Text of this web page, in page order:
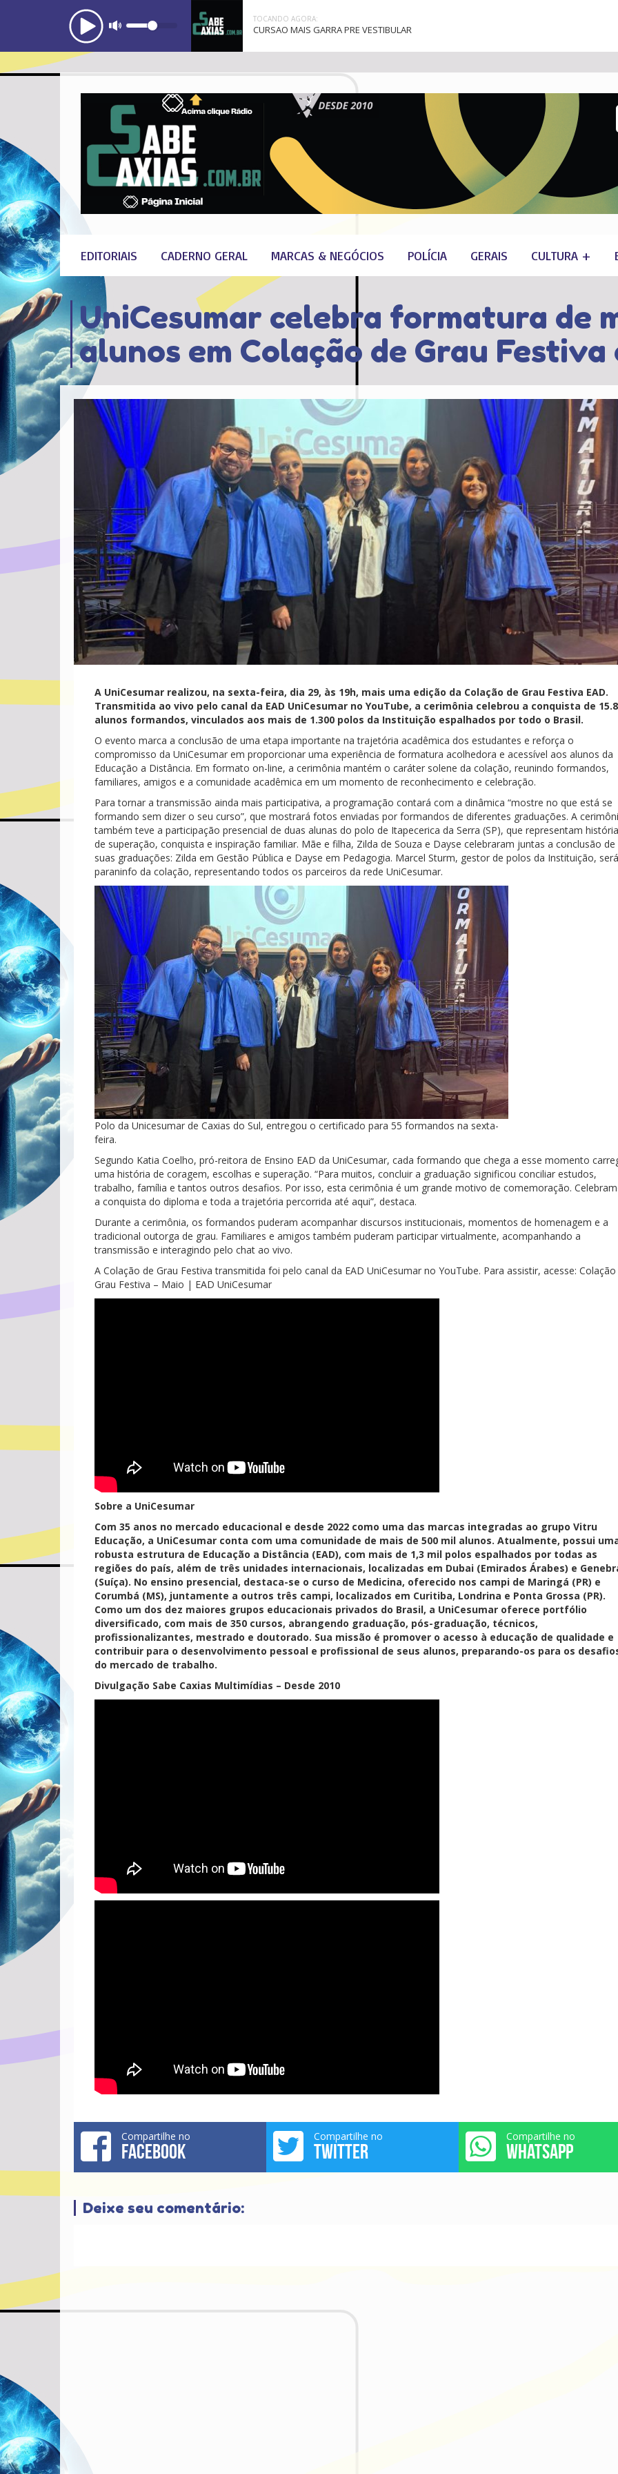
TOCANDO AGORA:
CURSAO MAIS GARRA PRE VESTIBULAR
EDITORIAIS CADERNO GERAL MARCAS & NEGÓCIOS POLÍCIA GERAIS CULTURA +
UniCesumar celebra formatura de
alunos em Colação de Grau
A UniCesumar realizou, na sexta-feira, dia 29, às 19h, mais uma edição da Colação de Grau Festiva EAD.
Transmitida ao vivo pelo canal da EAD UniCesumar no YouTube, a cerimônia celebrou a conquista de
alunos formandos, vinculados aos mais de 1.300 polos da Instituição espalhados por todo o Brasil.
O evento marca a conclusão de uma etapa importante na trajetória acadêmica dos estudantes e reforça o
compromisso da UniCesumar em proporcionar uma experiência de formatura acolhedora e acessível aos alunos da
Educação a Distância. Em formato on-line, a cerimônia mantém o caráter solene da colação, reunindo formandos,
familiares, amigos e a comunidade acadêmica em um momento de reconhecimento e celebração.
Para tornar a transmissão ainda mais participativa, a programação contará com a dinâmica “mostre no que está se
formando sem dizer o seu curso”, que mostrará fotos enviadas por formandos de diferentes graduações. A
também teve a participação presencial de duas alunas do polo de Itapecerica da Serra (SP), que representam
de superação, conquista e inspiração familiar. Mãe e filha, Zilda de Souza e Dayse celebraram juntas a conclusão de
suas graduações: Zilda em Gestão Pública e Dayse em Pedagogia. Marcel Sturm, gestor de polos da Instituição,
paraninfo da colação, representando todos os parceiros da rede UniCesumar.
Polo da Unicesumar de Caxias do Sul, entregou o certificado para 55 formandos na sexta-
feira.
Segundo Katia Coelho, pró-reitora de Ensino EAD da UniCesumar, cada formando que chega a esse momento
uma história de coragem, escolhas e superação. “Para muitos, concluir a graduação significou conciliar estudos,
trabalho, família e tantos outros desafios. Por isso, esta cerimônia é um grande motivo de comemoração.
a conquista do diploma e toda a trajetória percorrida até aqui”, destaca.
Durante a cerimônia, os formandos puderam acompanhar discursos institucionais, momentos de homenagem e a
tradicional outorga de grau. Familiares e amigos também puderam participar virtualmente, acompanhando a
transmissão e interagindo pelo chat ao vivo.
A Colação de Grau Festiva transmitida foi pelo canal da EAD UniCesumar no YouTube. Para assistir, acesse:
Grau Festiva – Maio | EAD UniCesumar
Sobre a UniCesumar
Com 35 anos no mercado educacional e desde 2022 como uma das marcas integradas ao grupo Vitru
Educação, a UniCesumar conta com uma comunidade de mais de 500 mil alunos. Atualmente, possui
robusta estrutura de Educação a Distância (EAD), com mais de 1,3 mil polos espalhados por todas as
regiões do país, além de três unidades internacionais, localizadas em Dubai (Emirados Árabes) e
(Suíça). No ensino presencial, destaca-se o curso de Medicina, oferecido nos campi de Maringá (PR) e
Corumbá (MS), juntamente a outros três campi, localizados em Curitiba, Londrina e Ponta Grossa (PR).
Como um dos dez maiores grupos educacionais privados do Brasil, a UniCesumar oferece portfólio
diversificado, com mais de 350 cursos, abrangendo graduação, pós-graduação, técnicos,
profissionalizantes, mestrado e doutorado. Sua missão é promover o acesso à educação de qualidade e
contribuir para o desenvolvimento pessoal e profissional de seus alunos, preparando-os para os
do mercado de trabalho.
Divulgação Sabe Caxias Multimídias – Desde 2010
Compartilhe no
FACEBOOK
Compartilhe no
TWITTER
Compartilhe no
WHATSAPP
Deixe seu comentário: